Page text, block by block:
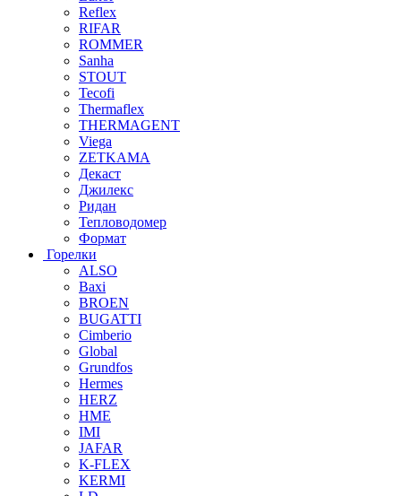
Reflex
RIFAR
ROMMER
Sanha
STOUT
Tecofi
Thermaflex
THERMAGENT
Viega
ZETKAMA
Декаст
Джилекс
Ридан
Тепловодомер
Формат
Горелки
ALSO
Baxi
BROEN
BUGATTI
Cimberio
Global
Grundfos
Hermes
HERZ
HME
IMI
JAFAR
K-FLEX
KERMI